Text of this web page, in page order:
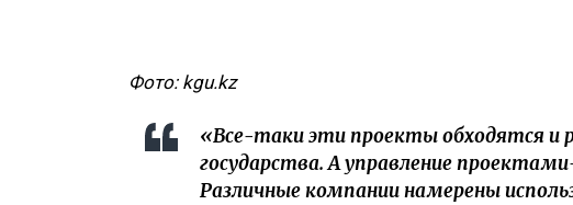
Фото: kgu.kz
«Все-таки эти проекты обходятся и
государства. А управление
Различные компании намерены